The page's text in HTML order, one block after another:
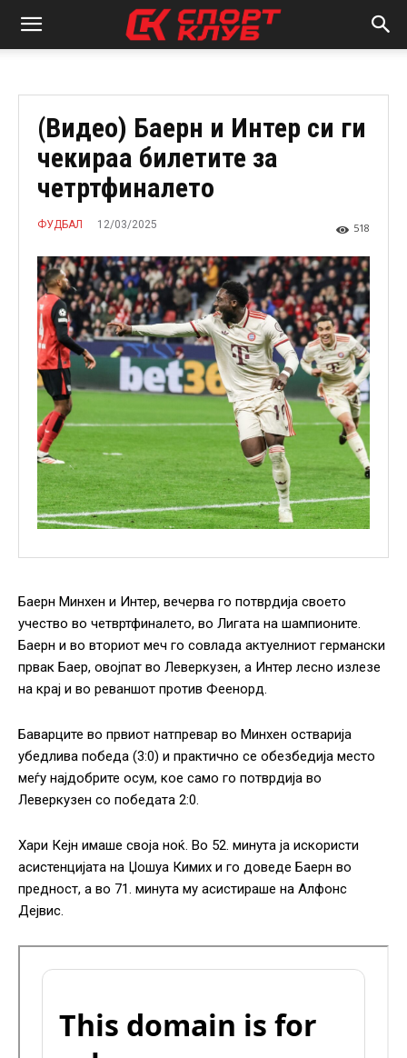
(Видео) Баерн и Интер си ги
чекираа билетите за
четртфиналето
ФУДБАЛ 12/03/2025 518
Баерн Минхен и Интер, вечерва го потврдија своето
учество во четвртфиналето, во Лигата на шампионите.
Баерн и во вториот меч го совлада актуелниот германски
првак Баер, овојпат во Леверкузен, а Интер лесно излезе
на крај и во реваншот против Феенорд.
Баварците во првиот натпревар во Минхен остварија
убедлива победа (3:0) и практично се обезбедија место
меѓу најдобрите осум, кое само го потврдија во
Леверкузен со победата 2:0.
Хари Кејн имаше своја ноќ. Во 52. минута ја искористи
асистенцијата на Џошуа Кимих и го доведе Баерн во
предност, а во 71. минута му асистираше на Алфонс
Дејвис.